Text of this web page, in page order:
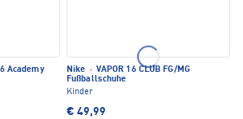
Academy
Nike · VAPOR 16 CLUB FG/MG
Fußballschuhe
Kinder
€ 49,99